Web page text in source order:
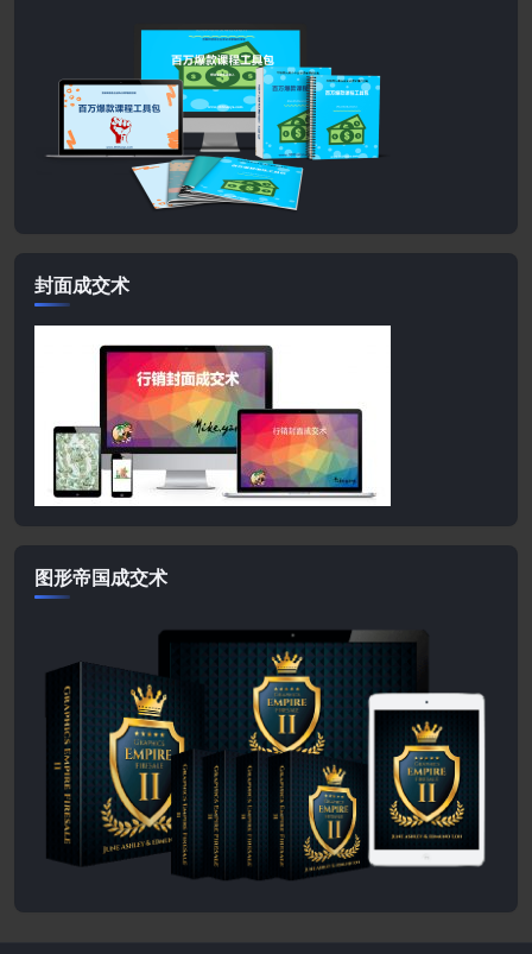
封面成交术
图形帝国成交术